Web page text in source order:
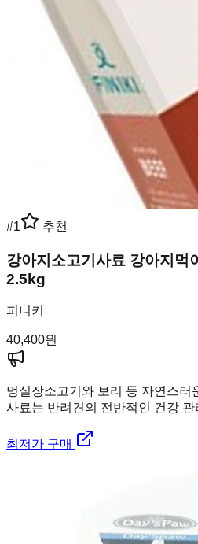
#1 추천
강아지소고기사료 강아지먹
2.5kg
피니키
40,400원
멍실장소고기와 보리 등 자연스러
사료는 반려견의 전반적인 건강
최저가 구매